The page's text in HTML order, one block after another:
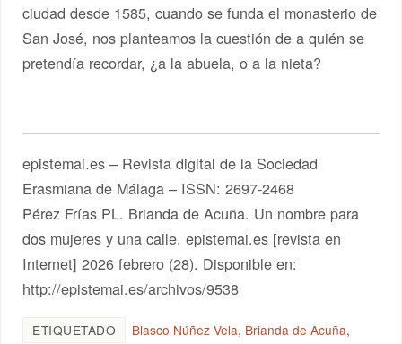
ciudad desde 1585, cuando se funda el monasterio de
San José, nos planteamos la cuestión de a quién se
pretendía recordar, ¿a la abuela, o a la nieta?
epistemai.es – Revista digital de la Sociedad
Erasmiana de Málaga – ISSN: 2697-2468
Pérez Frías PL. Brianda de Acuña. Un nombre para
dos mujeres y una calle. epistemai.es [revista en
Internet] 2026 febrero (28). Disponible en:
http://epistemai.es/archivos/9538
ETIQUETADO Blasco Núñez Vela, Brianda de Acuña,